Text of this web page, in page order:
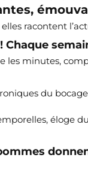
racontent
les minutes,
du
éloge